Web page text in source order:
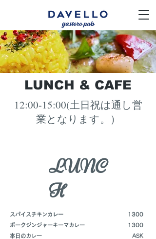
LUNCH & CAFE
12:00-15:00(土日祝は通し営
業となります。）
LUNC
H
スパイスチキンカレー
1300
​ポークジンジャーキーマカレー
​1300
​本日のカレー
​ASK